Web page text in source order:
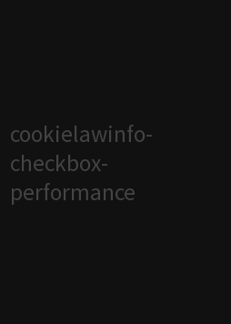
cookielawinfo-
checkbox-
performance